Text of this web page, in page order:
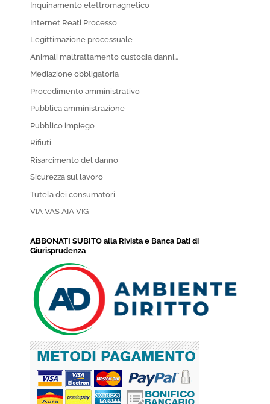
Inquinamento elettromagnetico
Internet Reati Processo
Legittimazione processuale
Animali maltrattamento custodia danni…
Mediazione obbligatoria
Procedimento amministrativo
Pubblica amministrazione
Pubblico impiego
Rifiuti
Risarcimento del danno
Sicurezza sul lavoro
Tutela dei consumatori
VIA VAS AIA VIG
ABBONATI SUBITO alla Rivista e Banca Dati di
Giurisprudenza